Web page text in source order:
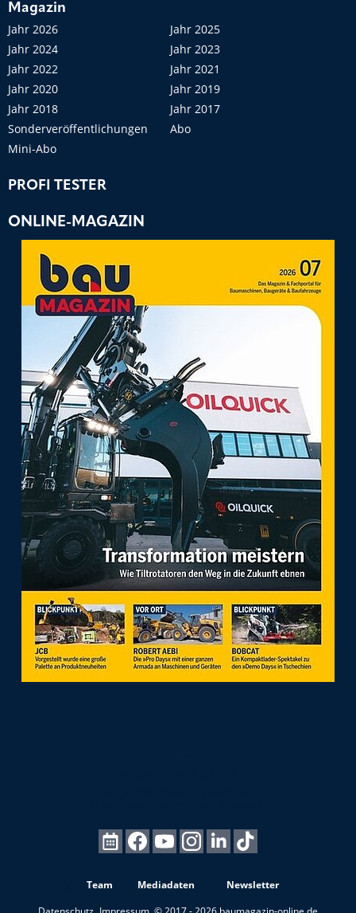
Magazin
Jahr 2026
Jahr 2025
Jahr 2024
Jahr 2023
Jahr 2022
Jahr 2021
Jahr 2020
Jahr 2019
Jahr 2018
Jahr 2017
Sonderveröffentlichungen
Abo
Mini-Abo
PROFI TESTER
ONLINE-MAGAZIN
Team Mediadaten
Newsletter